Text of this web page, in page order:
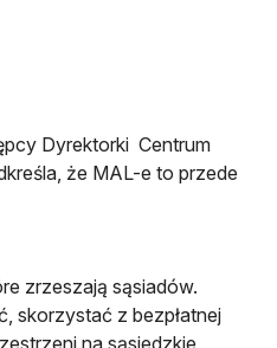
Dyrektorki Centrum
że MAL-e to przede
zrzeszają sąsiadów.
skorzystać z bezpłatnej